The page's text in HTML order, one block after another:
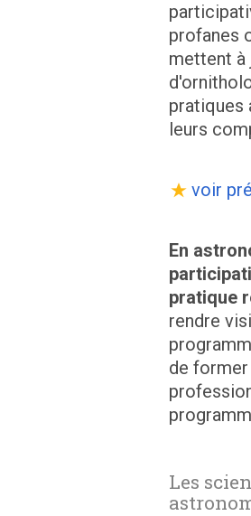
profanes
mettent à
pratiques
leurs
voir
En
pratique
rendre
de
Les